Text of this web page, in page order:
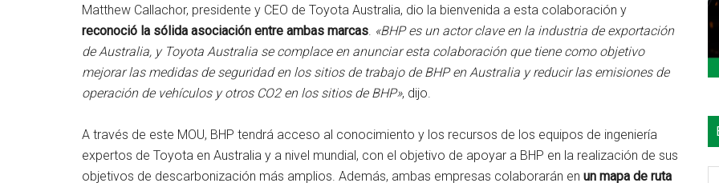
Matthew Callachor, presidente y CEO de Toyota Australia, dio la bienvenida a esta colaboración y
reconoció la sólida asociación entre ambas marcas. «BHP es un actor clave en la industria de exportación
de Australia, y Toyota Australia se complace en anunciar esta colaboración que tiene como objetivo
mejorar las medidas de seguridad en los sitios de trabajo de BHP en Australia y reducir las emisiones de
operación de vehículos y otros CO2 en los sitios de BHP», dijo.
A través de este MOU, BHP tendrá acceso al conocimiento y los recursos de los equipos de ingeniería
expertos de Toyota en Australia y a nivel mundial, con el objetivo de apoyar a BHP en la realización de sus
objetivos de descarbonización más amplios. Además, ambas empresas colaborarán en un mapa de ruta